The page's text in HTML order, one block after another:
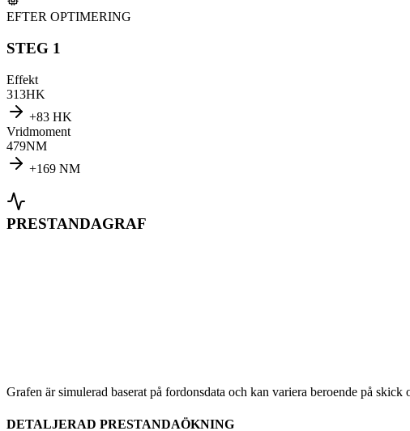
EFTER OPTIMERING
STEG 1
Effekt
313HK
+83 HK
Vridmoment
479NM
+169 NM
PRESTANDAGRAF
Grafen är simulerad baserat på fordonsdata och kan variera beroende på skick
DETALJERAD PRESTANDAÖKNING